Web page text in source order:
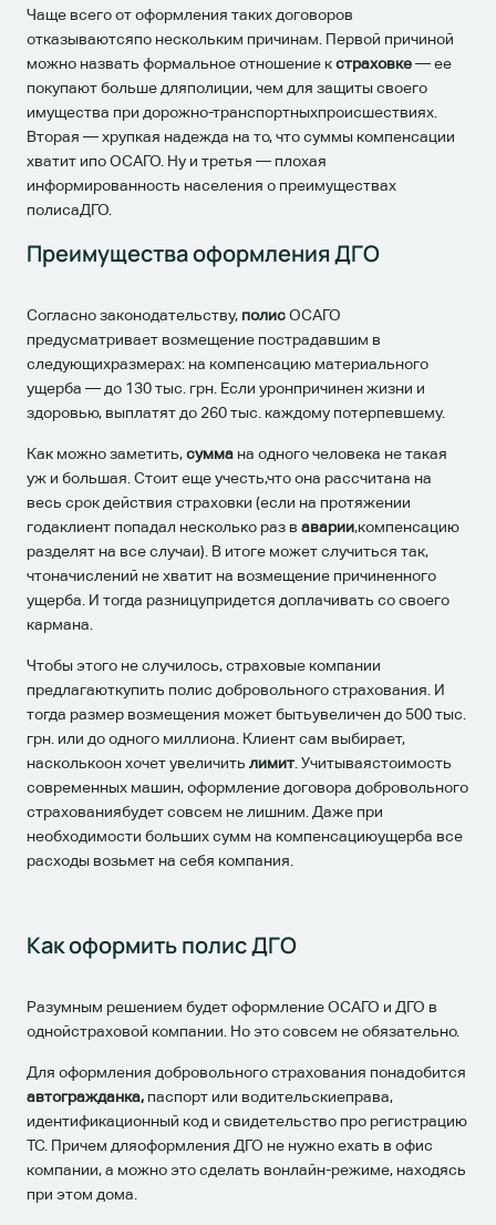
Чаще всего от оформления таких договоров
отказываютсяпо нескольким причинам. Первой причиной
можно назвать формальное отношение кстраховке— ее
покупают больше дляполиции, чем для защиты своего
имущества при дорожно-транспортныхпроисшествиях.
Вторая — хрупкая надежда на то, что суммы компенсации
хватит ипо ОСАГО. Ну и третья — плохая
информированность населения о преимуществах
полисаДГО.
Преимущества оформления ДГО
Согласно законодательству, полисОСАГО
предусматривает возмещение пострадавшим в
следующихразмерах: на компенсацию материального
ущерба — до 130 тыс. грн. Если уронпричинен жизни и
здоровью, выплатят до 260 тыс. каждому потерпевшему.
Как можно заметить,сумма на одного человека не такая
уж и большая. Стоит еще учесть,что она рассчитана на
весь срок действия страховки (если на протяжении
годаклиент попадал несколько раз в аварии,компенсацию
разделят на все случаи). В итоге может случиться так,
чтоначислений не хватит на возмещение причиненного
ущерба. И тогда разницупридется доплачивать со своего
кармана.
Чтобы этого не случилось, страховые компании
предлагаюткупить полис добровольного страхования. И
тогда размер возмещения может бытьувеличен до 500 тыс.
грн. или до одного миллиона. Клиент сам выбирает,
насколькоон хочет увеличить лимит . Учитываястоимость
современных машин, оформление договора добровольного
страхованиябудет совсем не лишним. Даже при
необходимости больших сумм на компенсациюущерба все
расходы возьмет на себя компания.
Как оформить полис ДГО
Разумным решением будет оформление ОСАГО и ДГО в
однойстраховой компании. Но это совсем не обязательно.
Для оформления добровольного страхования понадобится
автогражданка, паспорт или водительскиеправа,
идентификационный код и свидетельство про регистрацию
ТС. Причем дляоформления ДГО не нужно ехать в офис
компании, а можно это сделать вонлайн-режиме, находясь
при этом дома.